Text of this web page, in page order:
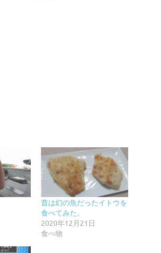
昔は幻の魚だったイトウを
食べてみた。
2020年12月21日
食べ物